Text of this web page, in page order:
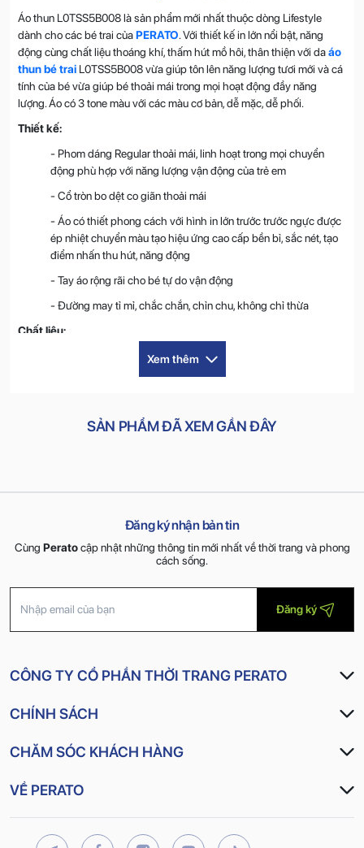
Áo thun L0TSS5B008 là sản phẩm mới nhất thuộc dòng Lifestyle
dành cho các bé trai củaPERATO. Với thiết kế in lớn nổi bật, năng
động cùng chất liệu thoáng khí, thấm hút mồ hôi, thân thiện với daáo
thun bé trai L0TSS5B008 vừa giúp tôn lên năng lượng tươi mới và cá
tính của bé vừa giúp bé thoải mái trong mọi hoạt động đầy năng
lượng. Áo có 3 tone màu với các màu cơ bản, dễ mặc, dễ phối.
Thiết kế:
- Phom dáng Regular thoải mái, linh hoạt trong mọi chuyển
động phù hợp với năng lượng vận động của trẻ em
- Cổ tròn bo dệt co giãn thoải mái
- Áo có thiết phong cách với hình in lớn trước trước ngực được
ép nhiệt chuyển màu tạo hiệu ứng cao cấp bền bỉ, sắc nét, tạo
điểm nhấn thu hút, năng động
- Tay áo rộng rãi cho bé tự do vận động
- Đường may tỉ mỉ, chắc chắn, chỉn chu, không chỉ thừa
Chất liệu:
: Chất liệu tự nhiên với độ mềm mịn thấm hút tốt,
: Trắng, Đen, Xanh mint
Xem thêm
SẢN PHẨM ĐÃ XEM GẦN ĐÂY
Đăng ký nhận bản tin
Cùng Peratocập nhật những thông tin mới nhất về thời trang và phong
cách sống.
Đăng ký
CÔNG TY CỔ PHẦN THỜI TRANG PERATO
CHÍNH SÁCH
CHĂM SÓC KHÁCH HÀNG
VỀ PERATO